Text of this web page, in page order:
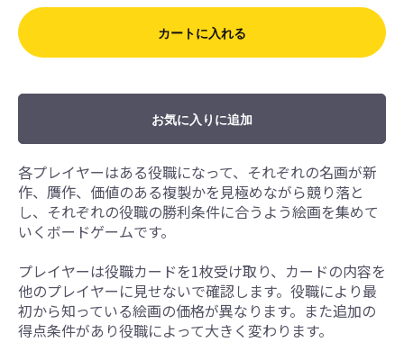
カートに入れる
お気に入りに追加
各プレイヤーはある役職になって、それぞれの名画が新
作、贋作、価値のある複製かを見極めながら競り落と
し、それぞれの役職の勝利条件に合うよう絵画を集めて
いくボードゲームです。
プレイヤーは役職カードを1枚受け取り、カードの内容を
他のプレイヤーに見せないで確認します。役職により最
初から知っている絵画の価格が異なります。また追加の
得点条件があり役職によって大きく変わります。